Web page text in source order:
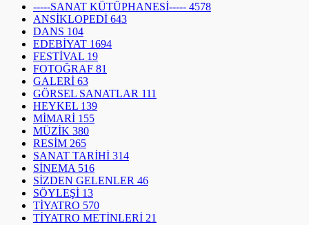
-----SANAT KÜTÜPHANESİ----- 4578
ANSİKLOPEDİ 643
DANS 104
EDEBİYAT 1694
FESTİVAL 19
FOTOĞRAF 81
GALERİ 63
GÖRSEL SANATLAR 111
HEYKEL 139
MİMARİ 155
MÜZİK 380
RESİM 265
SANAT TARİHİ 314
SİNEMA 516
SİZDEN GELENLER 46
SÖYLEŞİ 13
TİYATRO 570
TİYATRO METİNLERİ 21